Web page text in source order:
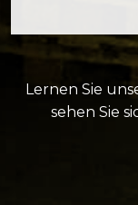
Lernen Sie
sehen Sie